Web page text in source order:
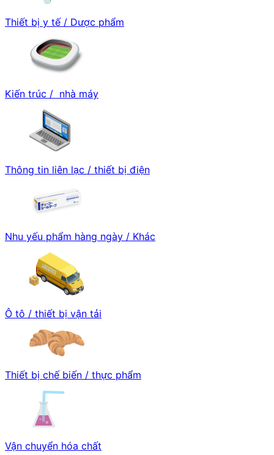
Thiết bị y tế / Dược phẩm
Kiến trúc / nhà máy
Thông tin liên lạc / thiết bị điện
Nhu yếu phẩm hàng ngày / Khác
Ô tô / thiết bị vận tải
Thiết bị chế biến / thực phẩm
Vận chuyển hóa chất